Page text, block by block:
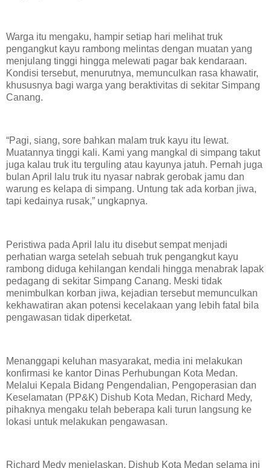
Warga itu mengaku, hampir setiap hari melihat truk
pengangkut kayu rambong melintas dengan muatan yang
menjulang tinggi hingga melewati pagar bak kendaraan.
Kondisi tersebut, menurutnya, memunculkan rasa khawatir,
khususnya bagi warga yang beraktivitas di sekitar Simpang
Canang.
“Pagi, siang, sore bahkan malam truk kayu itu lewat.
Muatannya tinggi kali. Kami yang mangkal di simpang takut
juga kalau truk itu terguling atau kayunya jatuh. Pernah juga
bulan April lalu truk itu nyasar nabrak gerobak jamu dan
warung es kelapa di simpang. Untung tak ada korban jiwa,
tapi kedainya rusak,” ungkapnya.
Peristiwa pada April lalu itu disebut sempat menjadi
perhatian warga setelah sebuah truk pengangkut kayu
rambong diduga kehilangan kendali hingga menabrak lapak
pedagang di sekitar Simpang Canang. Meski tidak
menimbulkan korban jiwa, kejadian tersebut memunculkan
kekhawatiran akan potensi kecelakaan yang lebih fatal bila
pengawasan tidak diperketat.
Menanggapi keluhan masyarakat, media ini melakukan
konfirmasi ke kantor Dinas Perhubungan Kota Medan.
Melalui Kepala Bidang Pengendalian, Pengoperasian dan
Keselamatan (PP&K) Dishub Kota Medan, Richard Medy,
pihaknya mengaku telah beberapa kali turun langsung ke
lokasi untuk melakukan pengawasan.
Richard Medy menjelaskan, Dishub Kota Medan selama ini